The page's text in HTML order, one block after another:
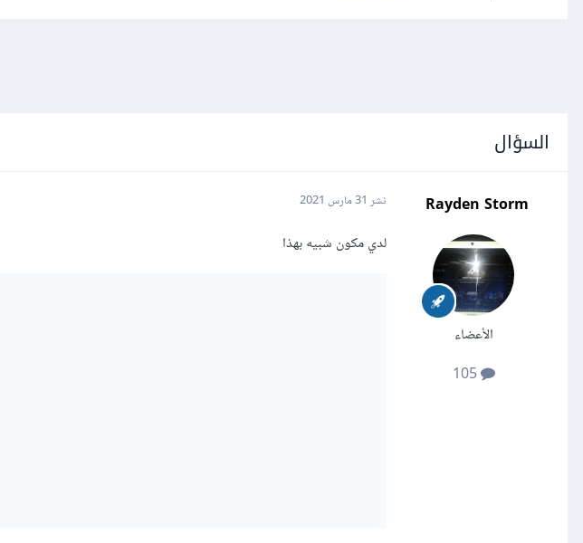
السؤال
Rayden Storm
الأعضاء
105
نشر 31 مارس 2021
لدي مكون شبيه بهذا